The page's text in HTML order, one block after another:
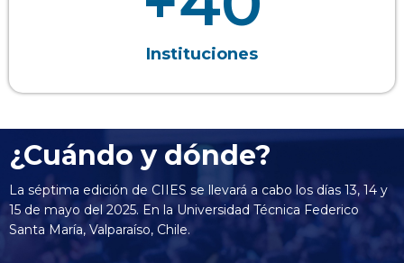
Instituciones
¿Cuándo y dónde?
La séptima edición de CIIES se llevará a cabo los días 13, 14 y
15 de mayo del 2025. En la Universidad Técnica Federico
Santa María, Valparaíso, Chile.